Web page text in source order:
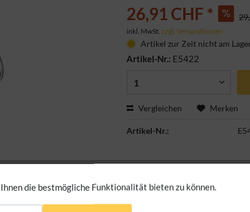
26,91 CHF *
inkl. MwSt.zzgl. Versandkosten
Artikel zur Zeit nicht am
Artikel-Nr.: E5422
Vergleichen Merken
Artikel-Nr.:
Aktiv
die bestmögliche Funktionalität bieten zu können.